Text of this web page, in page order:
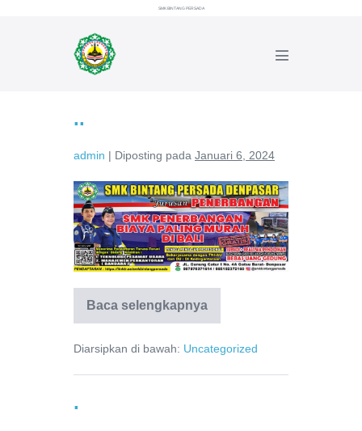
SMK BINTANG PERSADA
..
admin | Diposting pada Januari 6, 2024
..
Baca selengkapnya
..
Diarsipkan di bawah: Uncategorized
.